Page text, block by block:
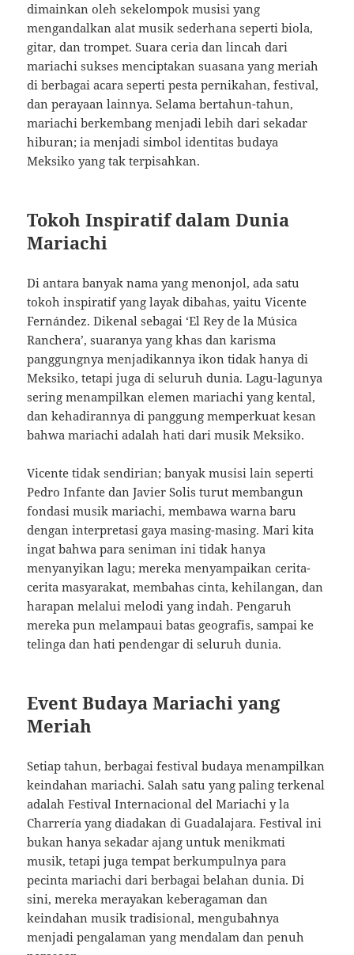
dimainkan oleh sekelompok musisi yang
mengandalkan alat musik sederhana seperti biola,
gitar, dan trompet. Suara ceria dan lincah dari
mariachi sukses menciptakan suasana yang meriah
di berbagai acara seperti pesta pernikahan, festival,
dan perayaan lainnya. Selama bertahun-tahun,
mariachi berkembang menjadi lebih dari sekadar
hiburan; ia menjadi simbol identitas budaya
Meksiko yang tak terpisahkan.
Tokoh Inspiratif dalam Dunia
Mariachi
Di antara banyak nama yang menonjol, ada satu
tokoh inspiratif yang layak dibahas, yaitu Vicente
Fernández. Dikenal sebagai ‘El Rey de la Música
Ranchera’, suaranya yang khas dan karisma
panggungnya menjadikannya ikon tidak hanya di
Meksiko, tetapi juga di seluruh dunia. Lagu-lagunya
sering menampilkan elemen mariachi yang kental,
dan kehadirannya di panggung memperkuat kesan
bahwa mariachi adalah hati dari musik Meksiko.
Vicente tidak sendirian; banyak musisi lain seperti
Pedro Infante dan Javier Solis turut membangun
fondasi musik mariachi, membawa warna baru
dengan interpretasi gaya masing-masing. Mari kita
ingat bahwa para seniman ini tidak hanya
menyanyikan lagu; mereka menyampaikan cerita-
cerita masyarakat, membahas cinta, kehilangan, dan
harapan melalui melodi yang indah. Pengaruh
mereka pun melampaui batas geografis, sampai ke
telinga dan hati pendengar di seluruh dunia.
Event Budaya Mariachi yang
Meriah
Setiap tahun, berbagai festival budaya menampilkan
keindahan mariachi. Salah satu yang paling terkenal
adalah Festival Internacional del Mariachi y la
Charrería yang diadakan di Guadalajara. Festival ini
bukan hanya sekadar ajang untuk menikmati
musik, tetapi juga tempat berkumpulnya para
pecinta mariachi dari berbagai belahan dunia. Di
sini, mereka merayakan keberagaman dan
keindahan musik tradisional, mengubahnya
menjadi pengalaman yang mendalam dan penuh